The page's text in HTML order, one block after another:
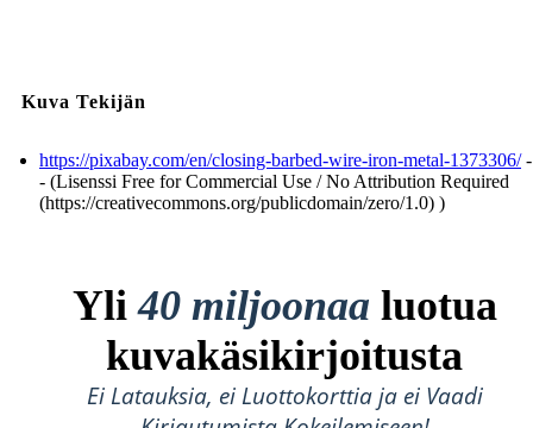
Kuva Tekijän
https://pixabay.com/en/closing-barbed-wire-iron-metal-1373306/-
- (Lisenssi Free for Commercial Use / No Attribution Required
(https://creativecommons.org/publicdomain/zero/1.0) )
Yli40 miljoonaa luotua
kuvakäsikirjoitusta
Ei Latauksia, ei Luottokorttia ja ei Vaadi